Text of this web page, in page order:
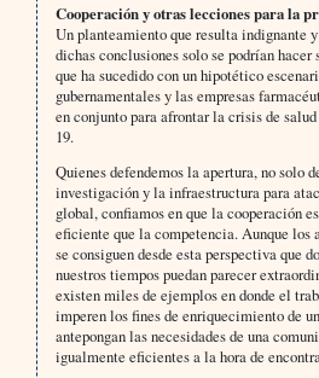
Cooperación y otras lecciones para la
Un planteamiento que resulta indignante
dichas conclusiones solo se podrían
que ha sucedido con un hipotético
gubernamentales y las empresas
en conjunto para afrontar la crisis de
19.
Quienes defendemos la apertura, no solo
investigación y la infraestructura para
global, confiamos en que la cooperación
eficiente que la competencia. Aunque los
se consiguen desde esta perspectiva que
nuestros tiempos puedan parecer
existen miles de ejemplos en donde el
imperen los fines de enriquecimiento de
antepongan las necesidades de una
igualmente eficientes a la hora de